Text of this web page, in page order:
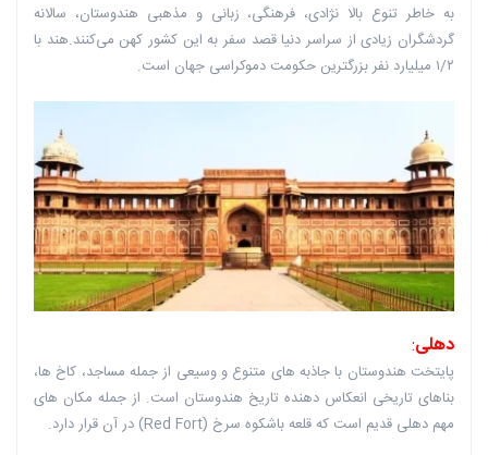
به خاطر تنوع بالا نژادی، فرهنگی، زبانی و مذهبی هندوستان، سالانه
گردشگران زیادی از سراسر دنیا قصد سفر به این کشور کهن می‌کنند.هند با
۱/۲ میلیارد نفر بزرگترین حکومت دموکراسی جهان است.
دهلی:
پایتخت هندوستان با جاذبه های متنوع و وسیعی از جمله مساجد، کاخ ها،
بناهای تاریخی انعکاس دهنده تاریخ هندوستان است. از جمله مکان های
مهم دهلی قدیم است که قلعه باشکوه سرخ (Red Fort) در آن قرار دارد.